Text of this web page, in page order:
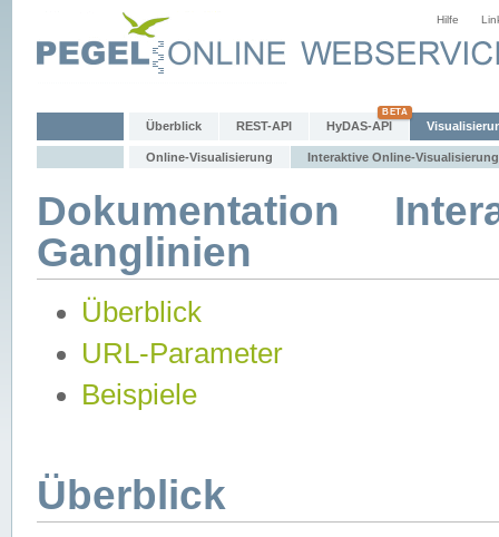
Hilfe
Überblick REST-API HyDAS-API
Online-Visualisierung Interaktive Online-Visualisierung
Dokumentation
Ganglinien
Überblick
URL-Parameter
Beispiele
Überblick